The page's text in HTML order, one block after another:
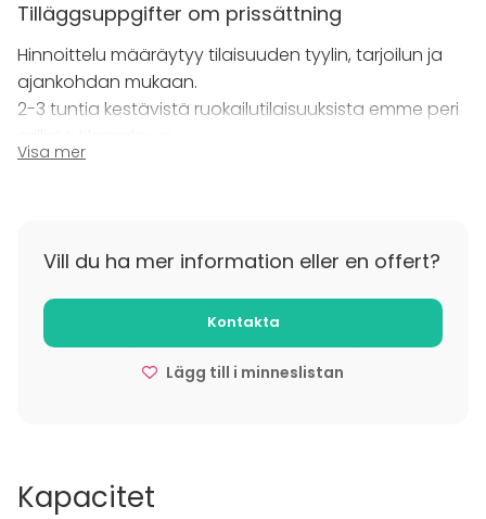
Otathan yhteyttä myyntipalveluun, ja kysy lisää!
Tilläggsuppgifter om prissättning
Hinnoittelu määräytyy tilaisuuden tyylin, tarjoilun ja
ajankohdan mukaan.
2-3 tuntia kestävistä ruokailutilaisuuksista emme peri
Kokous- ja kahvitilaisuudet alk. 120€/2h + tarjoilut.
Visa mer
Vill du ha mer information eller en offert?
Kontakta
Lägg till i minneslistan
Kapacitet